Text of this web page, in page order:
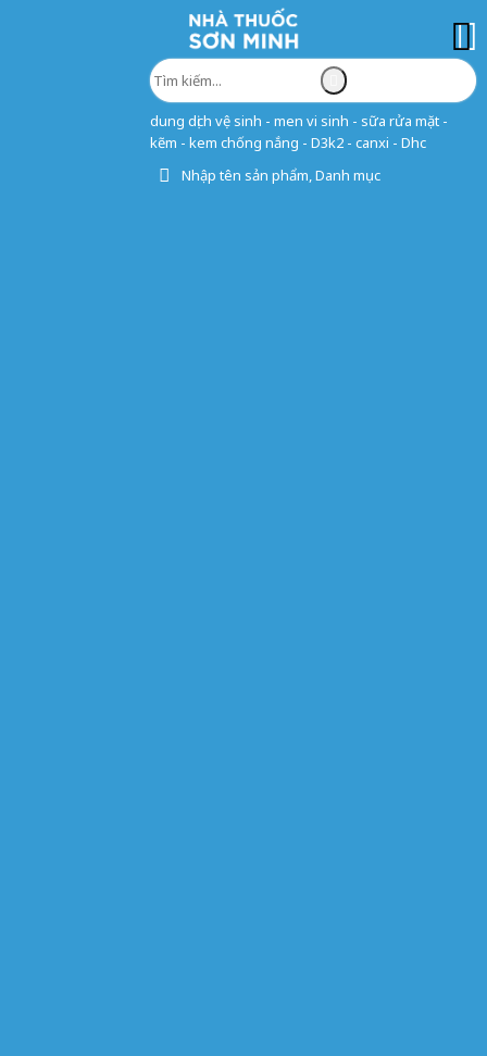
dung dịch vệ sinh - men vi sinh - sữa rửa mặt -
kẽm - kem chống nắng - D3k2 - canxi - Dhc
Nhập tên sản phẩm, Danh mục